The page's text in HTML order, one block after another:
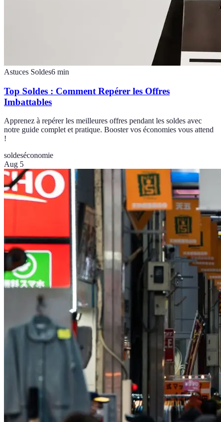
Astuces Soldes6 min
Top Soldes : Comment Repérer les Offres
Imbattables
Apprenez à repérer les meilleures offres pendant les soldes avec
notre guide complet et pratique. Booster vos économies vous attend
!
soldeséconomie
Aug 5